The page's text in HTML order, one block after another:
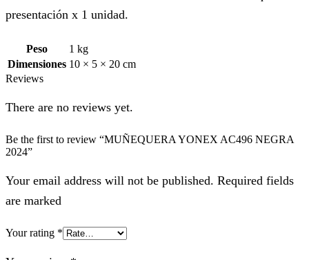
presentación x 1 unidad.
Peso
1 kg
Dimensiones 10 × 5 × 20 cm
Reviews
There are no reviews yet.
Be the first to review “MUÑEQUERA YONEX AC496 NEGRA
2024”
Your email address will not be published. Required fields
are marked
Your rating *